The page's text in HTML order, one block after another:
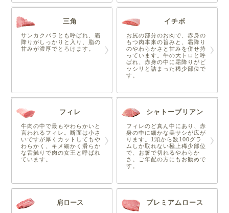
三角
サンカクバラとも呼ばれ、霜
降りがしっかりと入り、脂の
甘みが濃厚でとろけます。
イチボ
お尻の部分のお肉で、赤身の
もつ肉本来の旨みと、霜降り
のやわらかさと甘みを併せ持
っています。牛の大トロと呼
ばれ、赤身の中に霜降りがビ
ッシリと詰まった稀少部位で
す。
フィレ
牛肉の中で最もやわらかいと
言われるフィレ。断面は小さ
いですが厚くカットしてもや
わらかく、キメ細かく滑らか
な舌触りで肉の女王と呼ばれ
ています。
シャトーブリアン
フィレのど真ん中にあり、赤
身の中に細かな美サシが広が
ります。1頭から数100グラ
ムしか取れない極上稀少部位
で、お箸で切れるやわらか
さ。ご年配の方にもお勧めで
す。
肩ロース プレミアムロース